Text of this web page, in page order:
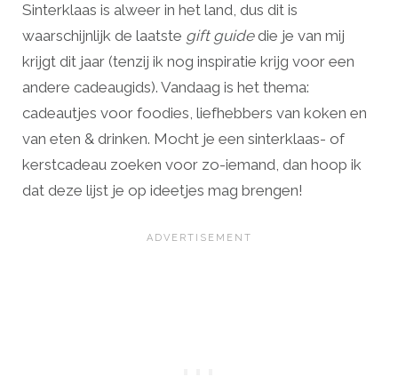
Sinterklaas is alweer in het land, dus dit is
waarschijnlijk de laatste gift guidedie je van mij
krijgt dit jaar (tenzij ik nog inspiratie krijg voor een
andere cadeaugids). Vandaag is het thema:
cadeautjes voor foodies, liefhebbers van koken en
van eten & drinken. Mocht je een sinterklaas- of
kerstcadeau zoeken voor zo-iemand, dan hoop ik
dat deze lijst je op ideetjes mag brengen!